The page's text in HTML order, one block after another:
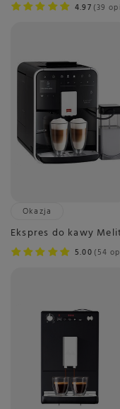
4.97 39
Okazja
Ekspres do kawy
5.00 54